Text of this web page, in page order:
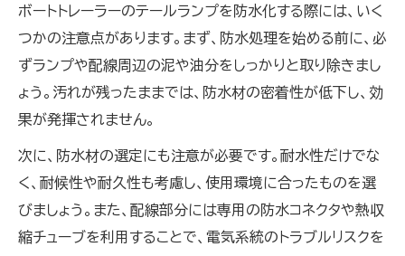
ボートトレーラーのテールランプを防水化する際には、いく
つかの注意点があります。まず、防水処理を始める前に、必
ずランプや配線周辺の泥や油分をしっかりと取り除きまし
ょう。汚れが残ったままでは、防水材の密着性が低下し、効
果が発揮されません。
次に、防水材の選定にも注意が必要です。耐水性だけでな
く、耐候性や耐久性も考慮し、使用環境に合ったものを選
びましょう。また、配線部分には専用の防水コネクタや熱収
縮チューブを利用することで、電気系統のトラブルリスクを